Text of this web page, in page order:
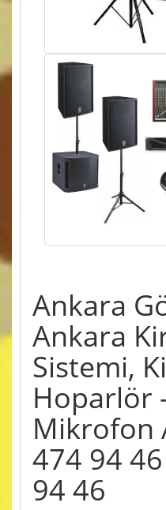
Ankara
Ankara
Sistemi,
Hoparlör
Mikrofon
474 94
94 46